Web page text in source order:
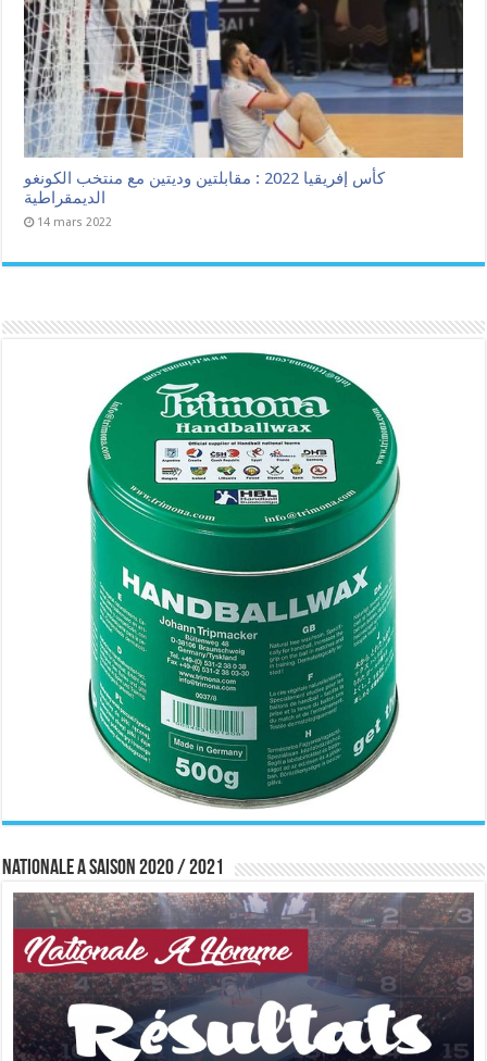
كأس إفريقيا 2022 : مقابلتين وديتين مع منتخب الكونغو
الديمقراطية
14 mars 2022
Nationale A saison 2020 / 2021